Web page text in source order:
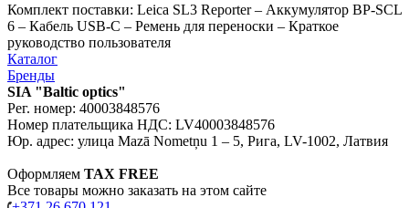
Комплект поставки: Leica SL3 Reporter – Аккумулятор BP-SCL
6 – Кабель USB-C – Ремень для переноски – Краткое
руководство пользователя
Каталог
Бренды
SIA "Baltic optics"
Рег. номер: 40003848576
Номер плательщика НДС: LV40003848576
Юр. адрес: улица Mazā Nometņu 1 – 5, Рига, LV-1002, Латвия
Оформляем TAX FREE
Все товары можно заказать на этом сайте